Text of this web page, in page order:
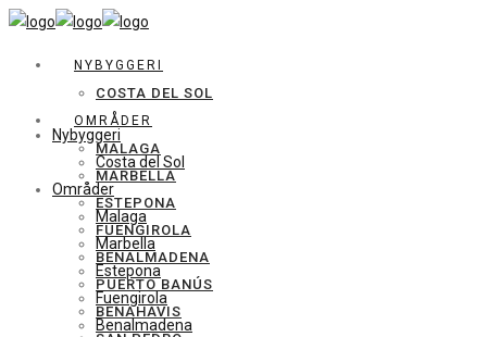
NYBYGGERI
COSTA DEL SOL
OMRÅDER
MALAGA
MARBELLA
ESTEPONA
FUENGIROLA
BENALMADENA
PUERTO BANÚS
BENAHAVIS
Nybyggeri
Costa del Sol
Områder
Malaga
Marbella
Estepona
Fuengirola
Benalmadena